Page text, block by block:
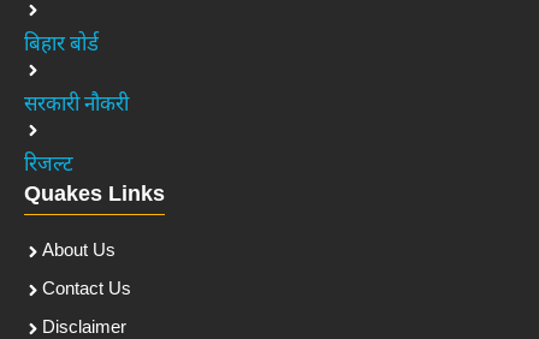
बिहार बोर्ड
सरकारी नौकरी
रिजल्ट
Quakes Links
About Us
Contact Us
Disclaimer